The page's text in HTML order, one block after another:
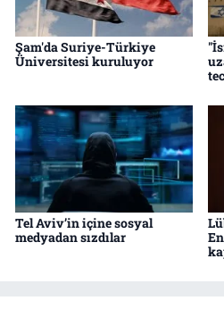
Şam'da Suriye-Türkiye
Üniversitesi kuruluyor
Tel Aviv’in içine sosyal
medyadan sızdılar